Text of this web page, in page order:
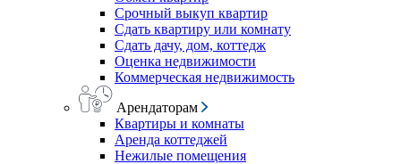
Срочный выкуп квартир
Сдать квартиру или комнату
Сдать дачу, дом, коттедж
Оценка недвижимости
Коммерческая недвижимость
Арендаторам
Квартиры и комнаты
Аренда коттеджей
Нежилые помещения